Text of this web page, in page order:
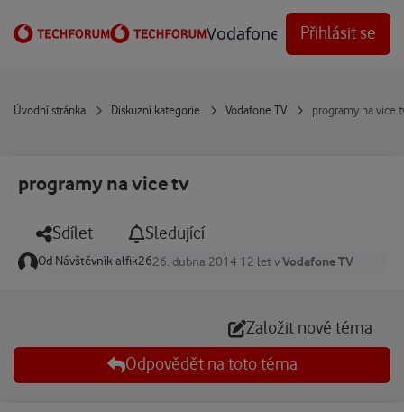
Vodafone Techforum
Přihlásit se
Úvodní stránka Diskuzní kategorie Vodafone TV programy na vice
programy na vice tv
Sdílet Sledující
Od Návštěvník alfik2626. dubna 2014 12 let vVodafone TV
Založit nové téma
Odpovědět na toto téma